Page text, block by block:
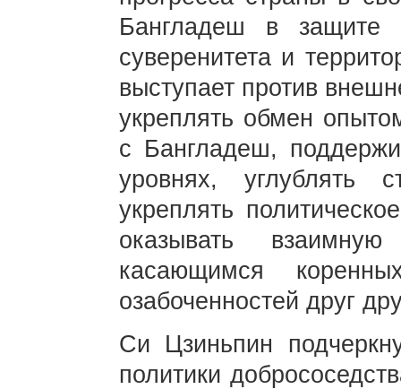
Бангладеш в защите
суверенитета и
выступает против
укреплять обмен
с Бангладеш,
уровнях, углублять
укреплять
оказывать
касающимся
озабоченностей друг
Си Цзиньпин
политики